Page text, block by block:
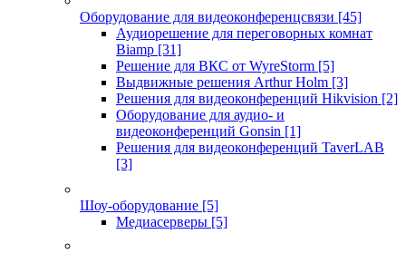
Оборудование для видеоконференцсвязи [45]
Аудиорешение для переговорных комнат
Biamp [31]
Решение для ВКС от WyreStorm [5]
Выдвижные решения Arthur Holm [3]
Решения для видеоконференций Hikvision [2]
Оборудование для аудио- и
видеоконференций Gonsin [1]
Решения для видеоконференций TaverLAB
[3]
Шоу-оборудование [5]
Медиасерверы [5]